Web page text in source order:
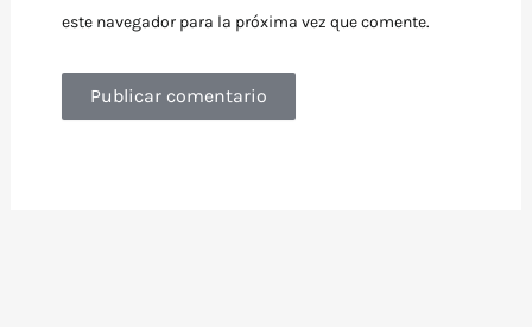
este navegador para la próxima vez que comente.